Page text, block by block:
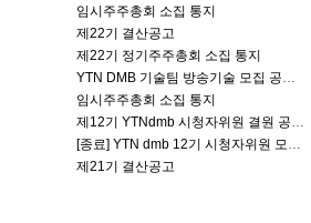
임시주주총회 소집 통지
제22기 결산공고
제22기 정기주주총회 소집 통지
YTN DMB 기술팀 방송기술 모집 공고 (연장)
임시주주총회 소집 통지
제12기 YTNdmb 시청자위원 결원 공모결과
[종료] YTN dmb 12기 시청자위원 모집공고 (충원)
제21기 결산공고